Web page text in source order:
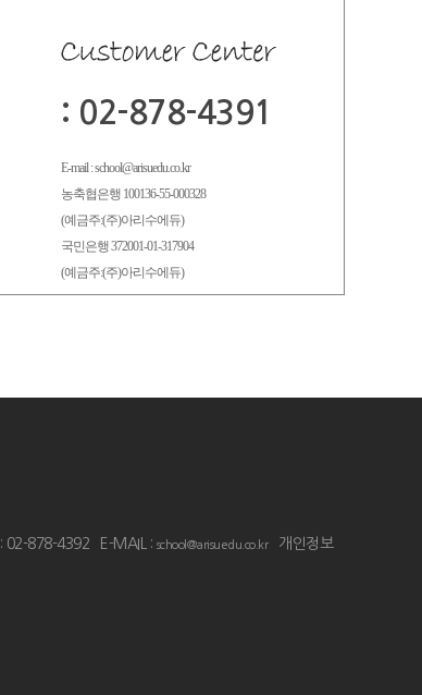
: 02-878-4391
E-mail : school@arisuedu.co.kr
농축협은행 100136-55-000328
(예금주:(주)아리수에듀)
국민은행 372001-01-317904
(예금주:(주)아리수에듀)
02-878-4392 E-MAIL : school@arisuedu.co.kr
개인정보